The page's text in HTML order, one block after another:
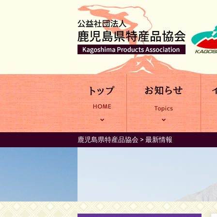
鹿児島県特産品協会 > 最新情報